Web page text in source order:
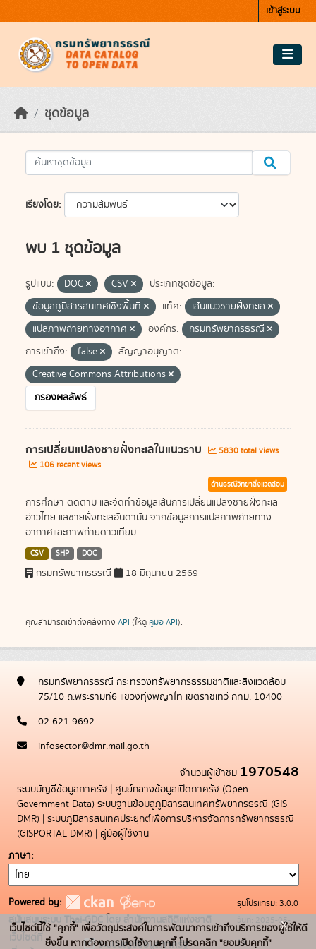
เข้าสู่ระบบ
ชุดข้อมูล
เรียงโดย
พบ 1 ชุดข้อมูล
รูปแบบ: DOC CSV
ประเภทชุดข้อมูล:
ข้อมูลภูมิสารสนเทศเชิงพื้นที่
แท็ค:
เส้นแนวชายฝั่งทะเล
แปลภาพถ่ายทางอากาศ
องค์กร:
กรมทรัพยากรธรณี
การเข้าถึง:
false
สัญญาอนุญาต:
Creative Commons Attributions
กรองผลลัพธ์
การเปลี่ยนแปลงชายฝั่งทะเลในแนวราบ
5830 total views
106 recent views
ด้านธรณีวิทยาสิ่งแวดล้อม
การศึกษา ติดตาม และจัดทำข้อมูลเส้นการเปลี่ยนแปลงชายฝั่งทะเล
อ่าวไทย แลชายฝั่งทะเลอันดามัน จากข้อมูลการแปลภาพถ่ายทาง
อากาศและภาพถ่ายดาวเทียม...
CSV SHP DOC
กรมทรัพยากรธรณี 18 มิถุนายน 2569
คุณสามารถเข้าถึงคลังทาง API (ให้ดู คู่มือ API).
กรมทรัพยากรธรณี กระทรวงทรัพยากรธรรมชาติและสิ่งแวดล้อม
75/10 ถ.พระรามที่6 แขวงทุ่งพญาไท เขตราชเทวี กทม. 10400
02 621 9692
infosector@dmr.mail.go.th
จำนวนผู้เข้าชม 1970548
ระบบบัญชีข้อมูลภาครัฐ | ศูนย์กลางข้อมูลเปิดภาครัฐ (Open
Government Data) ระบบฐานข้อมลูภูมิสารสนเทศทรัพยากรธรณี (GIS
DMR) | ระบบภูมิสารสนเทศประยุกต์เพื่อการบริหารจัดการทรัพยากรธรณี
(GISPORTAL DMR) | คู่มือผู้ใช้งาน
ภาษา
Powered by:
สนับสนุนระบบ Thai-GDC โดย สำนักงานสถิติแห่งชาติ
เว็บไซต์ที่
ระบบบัญชีข้อมูลภาครัฐ
รุ่นโปรแกรม: 3.0.0
วันที่: 2025-05-
19
เว็บไซต์นี้ใช้ "คุกกี้" เพื่อวัตถุประสงค์ในการพัฒนาการเข้าถึงบริการของผู้ใช้ให้ดี
ยิ่งขึ้น หากต้องการเปิดใช้งานคุกกี้ โปรดคลิก "ยอมรับคุกกี้"
x